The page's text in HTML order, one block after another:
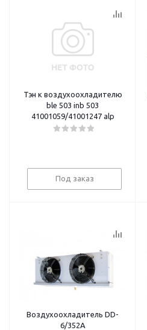
Тэн к воздухоохладителю
ble 503 inb 503
41001059/41001247 alp
Под заказ
Воздухоохладитель DD-
6/352A